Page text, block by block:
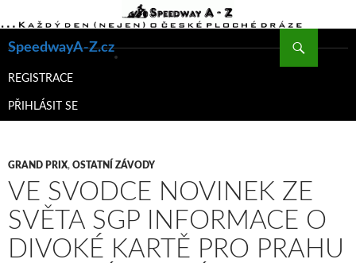
SpeedwayA-Z.cz
K
WEBU
REGISTRACE
PŘIHLÁSIT SE
GRAND PRIX, OSTATNÍ ZÁVODY
VE SVODCE NOVINEK ZE
SVĚTA SGP INFORMACE O
DIVOKÉ KARTĚ PRO PRAHU